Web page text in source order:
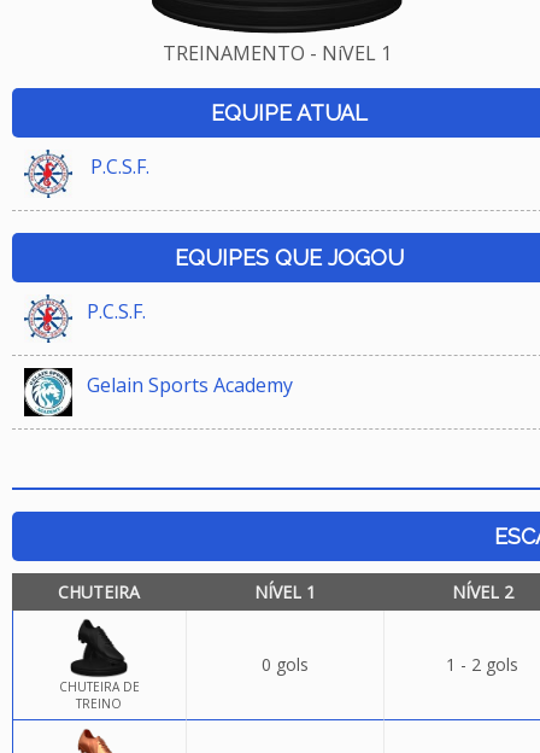
TREINAMENTO - NíVEL 1
EQUIPE ATUAL
P.C.S.F.
EQUIPES QUE JOGOU
P.C.S.F.
Gelain Sports Academy
CHUTEIRA NÍVEL 1 NÍVEL 2
CHUTEIRA DE
TREINO
0 gols 1 - 2 gols